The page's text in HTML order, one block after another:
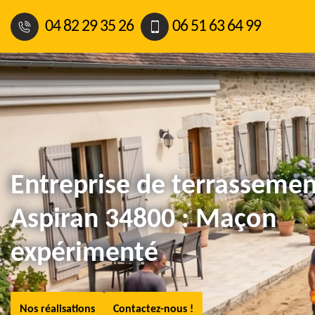
04 82 29 35 26 06 51 63 64 99
Entreprise de
Aspiran 34800 : Maçon
expérimenté
Nos réalisations Contactez-nous !